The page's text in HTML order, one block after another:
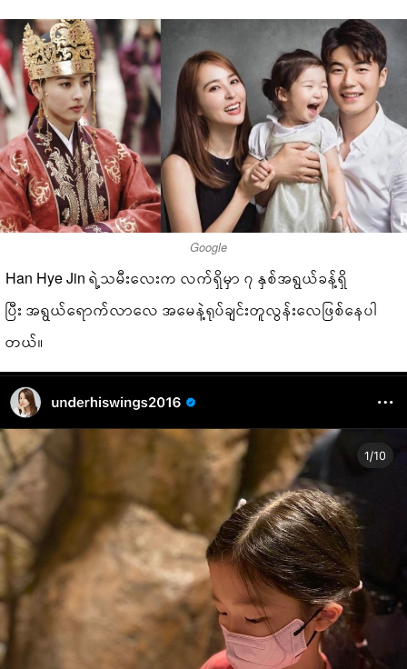
Google
Han Hye Jin ရဲ့သမီးလေးက လက်ရှိမှာ ၇ နှစ်အရွယ်ခန့်ရှိ
ပြီး အရွယ်ရောက်လာလေ အမေနဲ့ရုပ်ချင်းတူလွန်းလေဖြစ်နေပါ
တယ်။